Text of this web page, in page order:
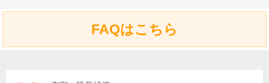
FAQはこちら